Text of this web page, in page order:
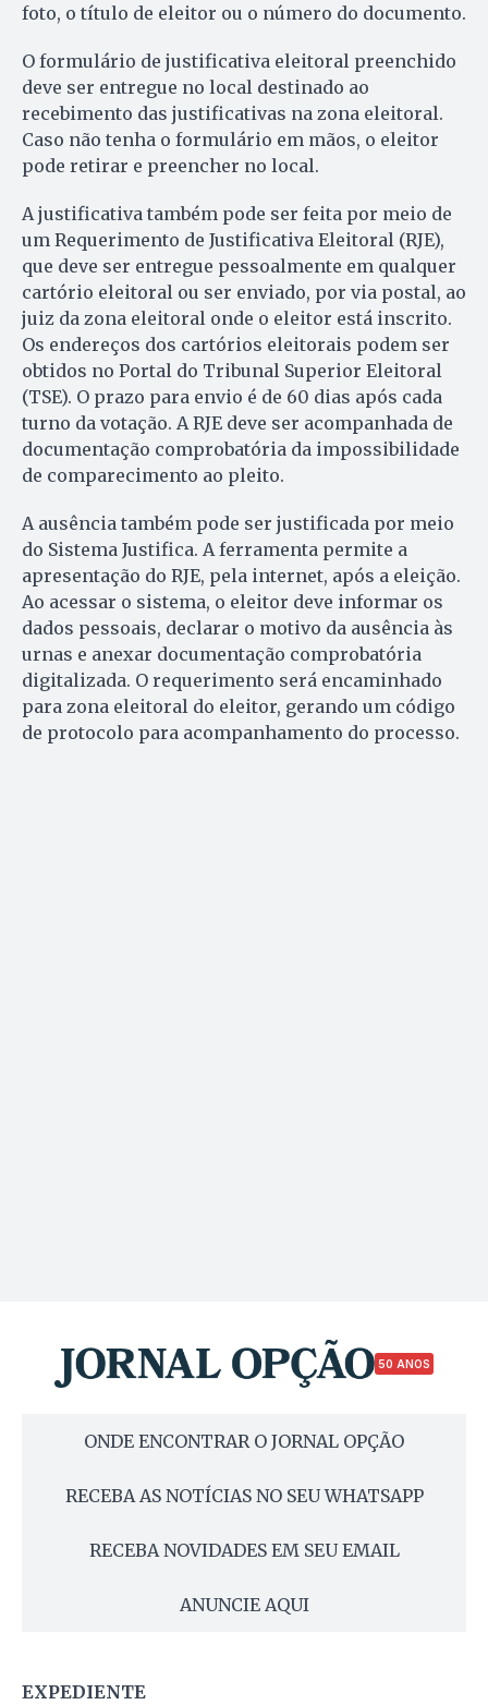
foto, o título de eleitor ou o número do documento.
O formulário de justificativa eleitoral preenchido
deve ser entregue no local destinado ao
recebimento das justificativas na zona eleitoral.
Caso não tenha o formulário em mãos, o eleitor
pode retirar e preencher no local.
A justificativa também pode ser feita por meio de
um Requerimento de Justificativa Eleitoral (RJE),
que deve ser entregue pessoalmente em qualquer
cartório eleitoral ou ser enviado, por via postal, ao
juiz da zona eleitoral onde o eleitor está inscrito.
Os endereços dos cartórios eleitorais podem ser
obtidos no Portal do Tribunal Superior Eleitoral
(TSE). O prazo para envio é de 60 dias após cada
turno da votação. A RJE deve ser acompanhada de
documentação comprobatória da impossibilidade
de comparecimento ao pleito.
A ausência também pode ser justificada por meio
do Sistema Justifica. A ferramenta permite a
apresentação do RJE, pela internet, após a eleição.
Ao acessar o sistema, o eleitor deve informar os
dados pessoais, declarar o motivo da ausência às
urnas e anexar documentação comprobatória
digitalizada. O requerimento será encaminhado
para zona eleitoral do eleitor, gerando um código
de protocolo para acompanhamento do processo.
50 ANOS
ONDE ENCONTRAR O JORNAL OPÇÃO
RECEBA AS NOTÍCIAS NO SEU WHATSAPP
RECEBA NOVIDADES EM SEU EMAIL
ANUNCIE AQUI
EXPEDIENTE